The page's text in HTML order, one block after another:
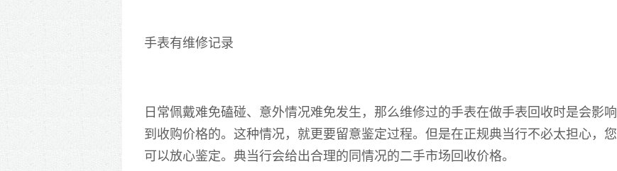
手表有维修记录
日常佩戴难免磕碰、意外情况难免发生，那么维修过的手表在做手表回收时是会影响
到收购价格的。这种情况，就更要留意鉴定过程。但是在正规典当行不必太担心，您
可以放心鉴定。典当行会给出合理的同情况的二手市场回收价格。